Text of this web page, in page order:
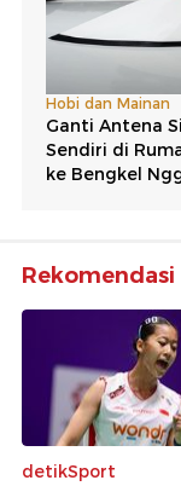
Rekomendasi
detikSport